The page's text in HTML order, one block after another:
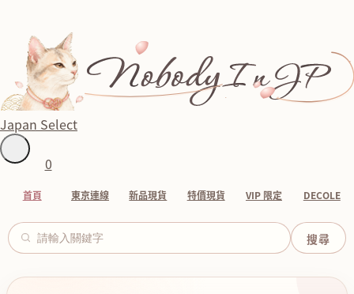
Japan Select
0
首頁 東京連線 新品現貨 特價現貨 VIP 限定 DECOLE